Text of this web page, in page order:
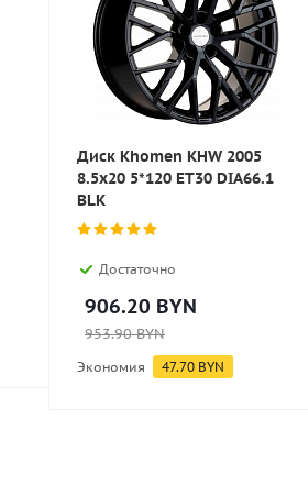
Диск Khomen KHW 2005
8.5x20 5*120 ET30 DIA66.1
BLK
Достаточно
906.20 BYN
953.90BYN
Экономия 47.70 BYN